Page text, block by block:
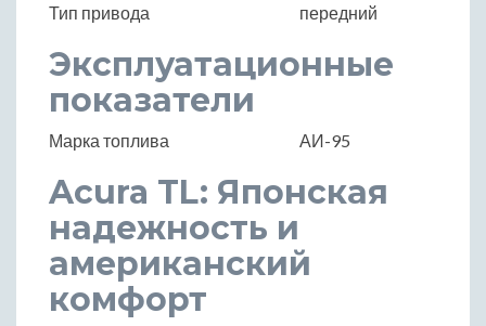
Тип привода
передний
Эксплуатационные
показатели
Марка топлива АИ-95
Acura TL: Японская
надежность и
американский
комфорт